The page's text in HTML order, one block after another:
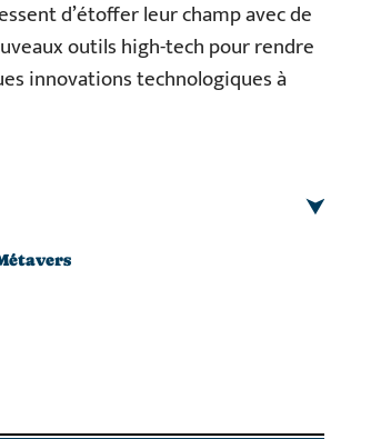
d’étoffer leur champ avec de
outils high-tech pour rendre
innovations technologiques à